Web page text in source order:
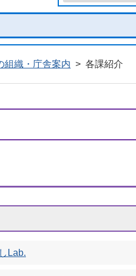
組織・庁舎案内 > 各課紹介
Lab.